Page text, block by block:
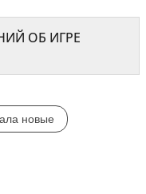
ОБ ИГРЕ
новые